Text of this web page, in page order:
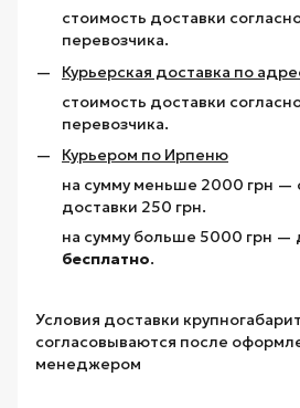
стоимость доставки
перевозчика.
Курьерская доставка по
стоимость доставки
перевозчика.
Курьером по Ирпеню
на сумму меньше 2000 грн —
доставки 250 грн.
на сумму больше 5000 грн —
бесплатно.
Условия доставки
согласовываются после
менеджером